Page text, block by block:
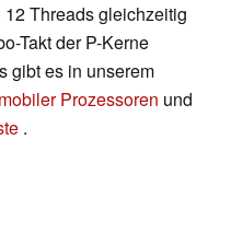
Threads gleichzeitig
Takt der P-Kerne
gibt es in unserem
Prozessoren und
.